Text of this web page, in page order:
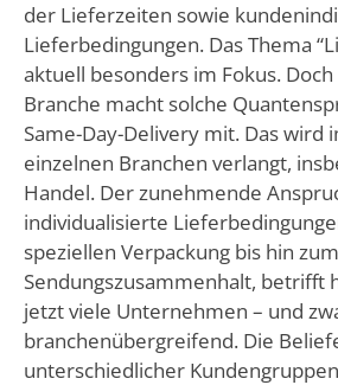
der Lieferzeiten sowie
Lieferbedingungen. Das Thema
aktuell besonders im Fokus.
Branche macht solche
Same-Day-Delivery mit. Das wird
einzelnen Branchen verlangt,
Handel. Der zunehmende
individualisierte
speziellen Verpackung bis hin zum
Sendungszusammenhalt, betrifft
jetzt viele Unternehmen – und
branchenübergreifend. Die
unterschiedlicher